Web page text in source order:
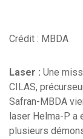
Crédit : MBDA
Laser : Une
CILAS,
Safran-MBDA
laser Helma-P a
plusieurs